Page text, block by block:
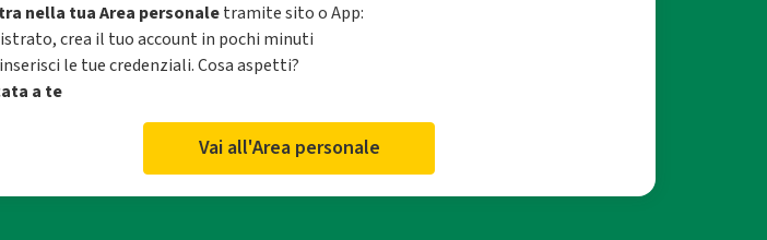
nella tua Area personaletramite sito o App:
crea il tuo account in pochi minuti
le tue credenziali. Cosa aspetti?
a te
Vai all'Area personale